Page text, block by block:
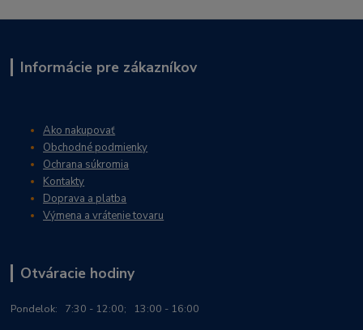
Informácie pre zákazníkov
Ako nakupovať
Obchodné podmienky
Ochrana súkromia
Kontakty
Doprava a platba
Výmena a vrátenie tovaru
Otváracie hodiny
Pondelok: 7:30 - 12:00; 13:00 - 16:00